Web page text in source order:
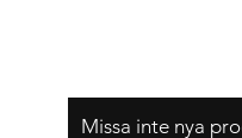
Missa inte nya